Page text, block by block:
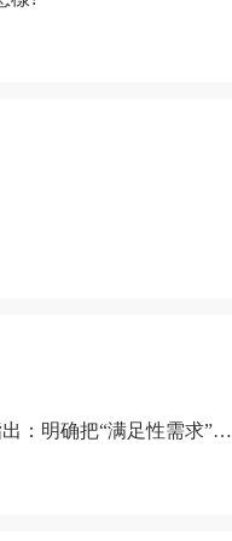
：明确把“满足性需求”排